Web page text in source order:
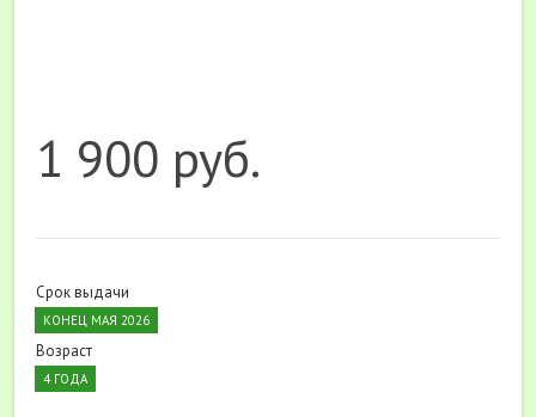
1 900 руб.
Срок выдачи
КОНЕЦ МАЯ 2026
Возраст
4 ГОДА